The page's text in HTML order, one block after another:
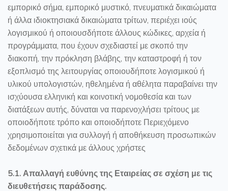
εμπορικό σήμα, εμπορικό μυστικό, πνευματικά δικαιώματα
ή άλλα ιδιοκτησιακά δικαιώματα τρίτων, περιέχει ιούς
λογισμικού ή οποιουσδήποτε άλλους κώδικες, αρχεία ή
προγράμματα, που έχουν σχεδιαστεί με σκοπό την
διακοπή, την πρόκληση βλάβης, την καταστροφή ή τον
εξοπλισμό της λειτουργίας οποιουδήποτε λογισμικού ή
υλικού υπολογιστών, ηθελημένα ή αθέλητα παραβαίνει την
ισχύουσα ελληνική και κοινοτική νομοθεσία και των
διατάξεων αυτής, δύναται να παρενοχλήσει τρίτους με
οποιοδήποτε τρόπο και οποιοδήποτε Περιεχόμενο
χρησιμοποιείται για συλλογή ή αποθήκευση προσωπικών
δεδομένων σχετικά με άλλους χρήστες
5.1. Απαλλαγή ευθύνης της Εταιρείας σε σχέση με τις
διευθετήσεις παράδοσης.